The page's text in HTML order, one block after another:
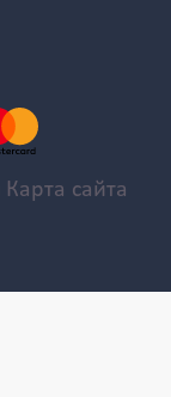
Карта сайта